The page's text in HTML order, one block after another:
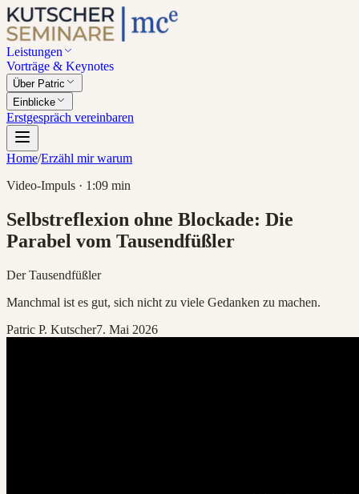
Leistungen
Vorträge & Keynotes
Über Patric
Einblicke
Erstgespräch vereinbaren
Home/Erzähl mir warum
Video-Impuls · 1:09 min
Selbstreflexion ohne Blockade: Die
Parabel vom Tausendfüßler
Der Tausendfüßler
Manchmal ist es gut, sich nicht zu viele Gedanken zu machen.
Patric P. Kutscher7. Mai 2026